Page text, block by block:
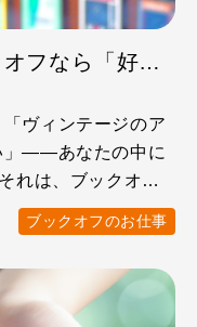
トレカ、アパレル…ブックオフなら「好き」を仕事にできる！
ヴィンテージのア
」——あなたの中に
れは、ブックオフ
ブックオフのお仕事